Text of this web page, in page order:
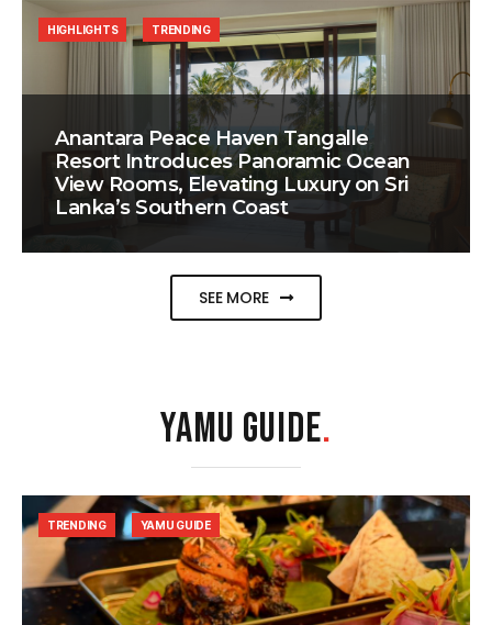
Anantara Peace Haven Tangalle
Resort Introduces Panoramic Ocean
View Rooms, Elevating Luxury on Sri
Lanka’s Southern Coast
HIGHLIGHTS TRENDING
SEE MORE
YAMU GUIDE.
TRENDING YAMU GUIDE